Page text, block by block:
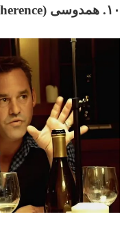
۱۰. همدوسی (Coherence)